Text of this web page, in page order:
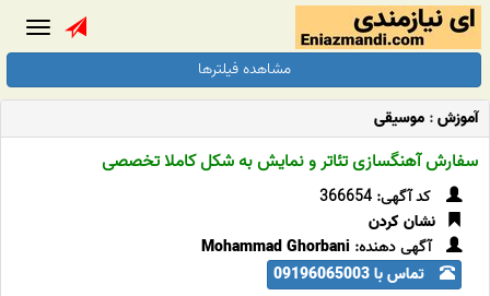
مشاهده فیلترها
آموزش: موسیقی
سفارش آهنگسازی تئاتر و نمایش به شکل کاملا تخصصی
کد آگهی: 366654
نشان کردن
آگهی دهنده: Mohammad Ghorbani
تماس با 09196065003